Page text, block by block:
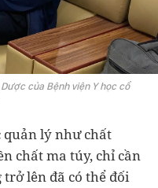
của Bệnh viện Y học cổ
quản lý như chất
chất ma túy, chỉ cần
lên đã có thể đối